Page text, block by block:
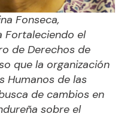
Fonseca,
Fortaleciendo el
de Derechos de
que la organización
Humanos de las
de cambios en
sobre el